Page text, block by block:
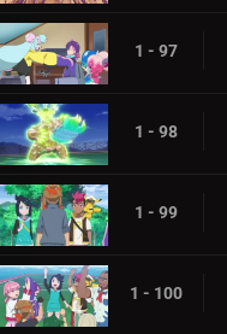
1 - 97
1 - 98
1 - 99
1 - 100